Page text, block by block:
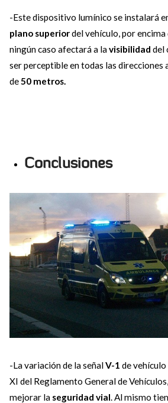
-Este dispositivo lumínico se instalará
plano superiordel vehículo, por encima
ningún caso afectará a lavisibilidad del
ser perceptible en todas las direcciones
de50 metros.
Conclusiones
-La variación de la señalV-1 de
XI del Reglamento General de
mejorar la seguridad vial. Al mismo